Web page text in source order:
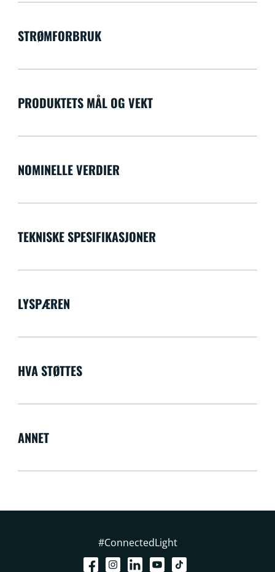
STRØMFORBRUK
PRODUKTETS MÅL OG VEKT
NOMINELLE VERDIER
TEKNISKE SPESIFIKASJONER
LYSPÆREN
HVA STØTTES
ANNET
#ConnectedLight